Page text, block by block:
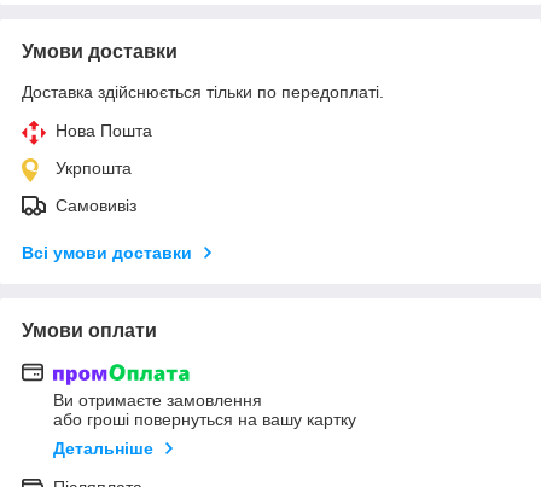
Умови доставки
Доставка здійснюється тільки по передоплаті.
Нова Пошта
Укрпошта
Самовивіз
Всі умови доставки
Умови оплати
Ви отримаєте замовлення
або гроші повернуться на вашу картку
Детальніше